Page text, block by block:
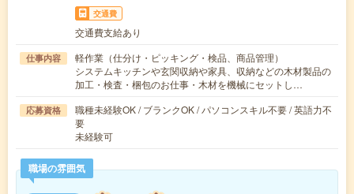
交通費
交通費支給あり
仕事内容
軽作業（仕分け・ピッキング・検品、商品管理）
システムキッチンや玄関収納や家具、収納などの木材製品の
加工・検査・梱包のお仕事・木材を機械にセットし…
応募資格
職種未経験OK / ブランクOK / パソコンスキル不要 / 英語力不
要
未経験可
職場の雰囲気